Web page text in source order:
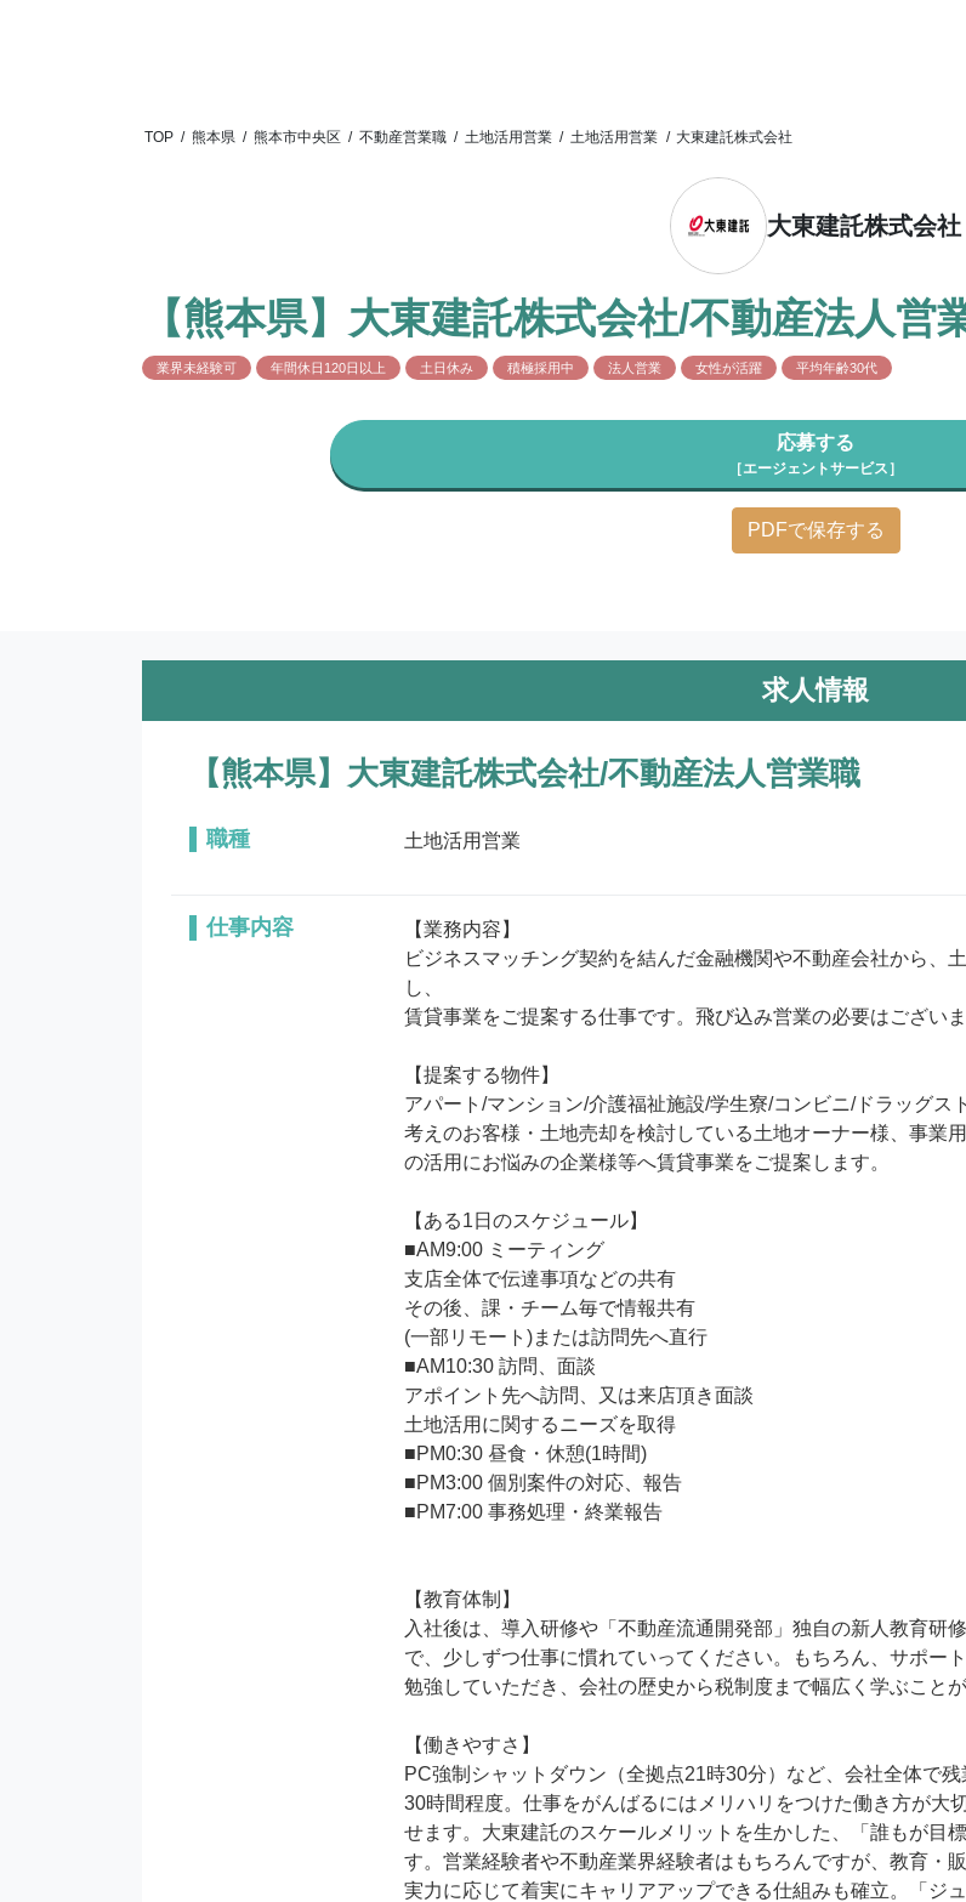
TOP / 熊本県 / 熊本市中央区 / 不動産営業職 / 土地活用営業 / 土地活用営業 / 大東建託株式会社
大東建託株式会社
【熊本県】大東建託株式会社/不動産法人営
業界未経験可 年間休日120日以上 土日休み 積極採用中 法人営業 女性が活躍 平均年齢30代
応募する
［エージェントサービス］
PDFで保存する
求人情報
【熊本県】大東建託株式会社/不動産法人営業職
職種 土地活用営業
仕事内容
【業務内容】
ビジネスマッチング契約を結んだ金融機関や不動産会社から、
し、
賃貸事業をご提案する仕事です。飛び込み営業の必要はございま
【提案する物件】
アパート/マンション/介護福祉施設/学生寮/コンビニ/ドラッグ
考えのお客様・土地売却を検討している土地オーナー様、事業
の活用にお悩みの企業様等へ賃貸事業をご提案します。
【ある1日のスケジュール】
■AM9:00 ミーティング
支店全体で伝達事項などの共有
その後、課・チーム毎で情報共有
(一部リモート)または訪問先へ直行
■AM10:30 訪問、面談
アポイント先へ訪問、又は来店頂き面談
土地活用に関するニーズを取得
■PM0:30 昼食・休憩(1時間)
■PM3:00 個別案件の対応、報告
■PM7:00 事務処理・終業報告
【教育体制】
入社後は、導入研修や「不動産流通開発部」独自の新人教育研
で、少しずつ仕事に慣れていってください。もちろん、サポー
勉強していただき、会社の歴史から税制度まで幅広く学ぶことが
【働きやすさ】
PC強制シャットダウン（全拠点21時30分）など、会社全体で
30時間程度。仕事をがんばるにはメリハリをつけた働き方が大
せます。大東建託のスケールメリットを生かした、「誰もが目
す。営業経験者や不動産業界経験者はもちろんですが、教育・
実力に応じて着実にキャリアアップできる仕組みも確立。「